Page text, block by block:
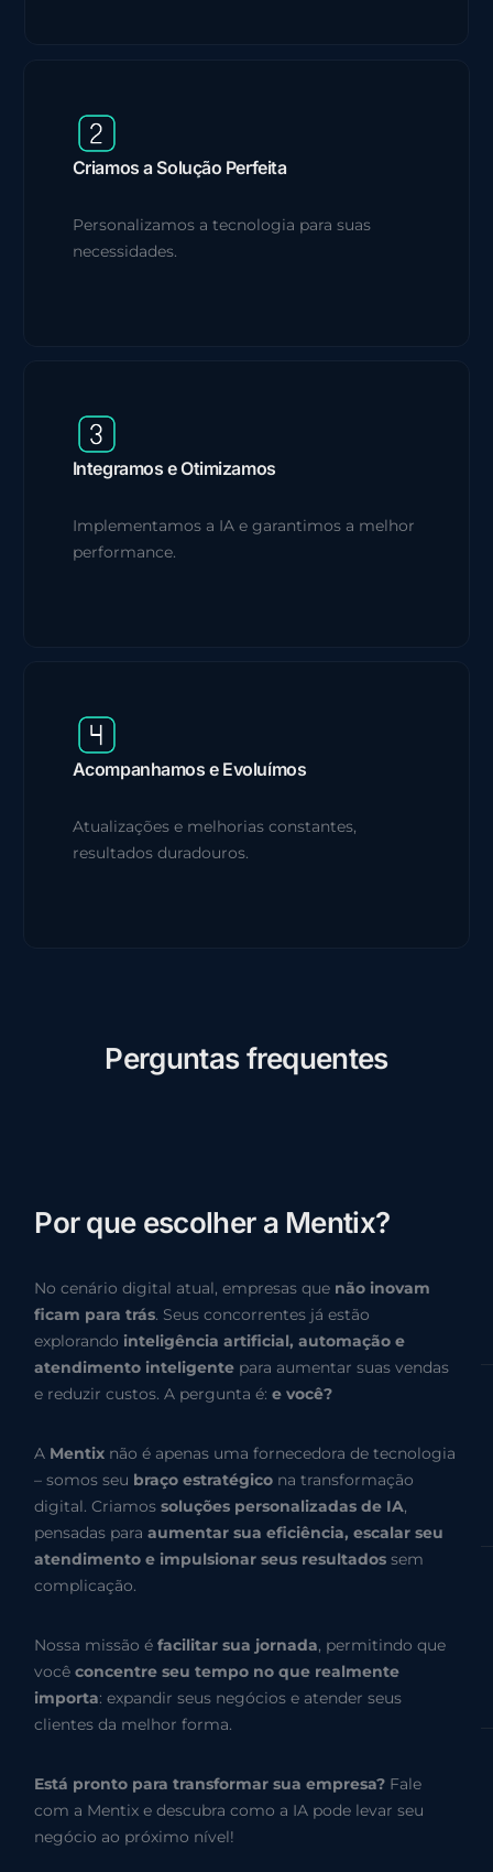
Criamos a Solução Perfeita
Personalizamos a tecnologia para suas
necessidades.
Integramos e Otimizamos
Implementamos a IA e garantimos a melhor
performance.
Acompanhamos e Evoluímos
Atualizações e melhorias constantes,
resultados duradouros.
Perguntas frequentes
Por que escolher a Mentix?
No cenário digital atual, empresas que não inovam
ficam para trás. Seus concorrentes já estão
explorando inteligência artificial, automação e
atendimento inteligente para aumentar suas vendas
e reduzir custos. A pergunta é:e você?
A Mentix não é apenas uma fornecedora de tecnologia
– somos seu braço estratégico na transformação
digital. Criamossoluções personalizadas de IA,
pensadas paraaumentar sua eficiência, escalar seu
atendimento e impulsionar seus resultados sem
complicação.
Nossa missão éfacilitar sua jornada, permitindo que
vocêconcentre seu tempo no que realmente
importa: expandir seus negócios e atender seus
clientes da melhor forma.
Está pronto para transformar sua empresa? Fale
com a Mentix e descubra como a IA pode levar seu
negócio ao próximo nível!